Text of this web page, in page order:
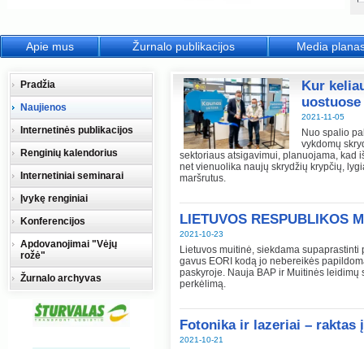
Kur
2021-11-05
Nuo spalio
vykdomų
sektoriaus atsigavimui, planuojama, kad
net vienuolika naujų skrydžių krypčių,
maršrutus.
LIETUVOS RESPUBLIKOS
2021-10-23
Lietuvos muitinė, siekdama
gavus EORI kodą jo nebereikės
paskyroje. Nauja BAP ir Muitinės
perkėlimą.
Fotonika ir lazeriai – raktas
2021-10-21
Pradžia
Naujienos
Internetinės publikacijos
Renginių kalendorius
Internetiniai seminarai
Įvykę renginiai
Konferencijos
Apdovanojimai "Vėjų
rožė"
Žurnalo archyvas
Apie mus Žurnalo publikacijos Media